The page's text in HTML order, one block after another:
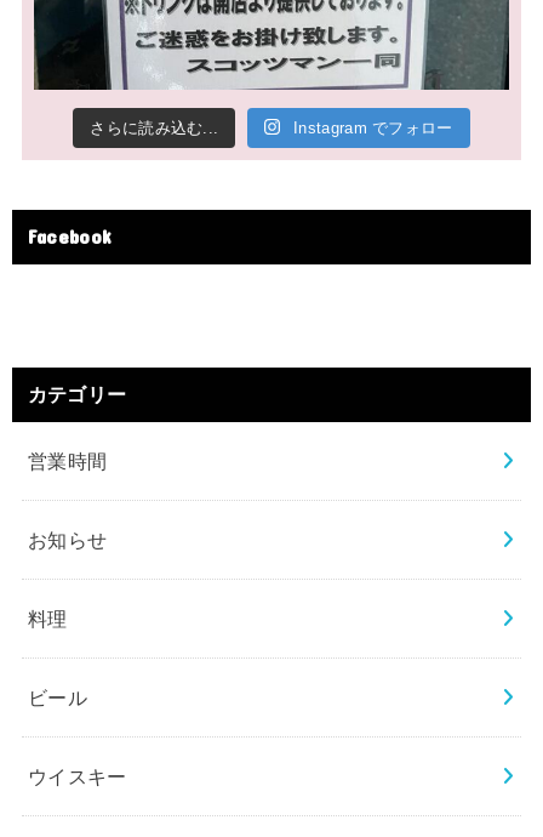
さらに読み込む... Instagram でフォロー
Facebook
カテゴリー
営業時間
お知らせ
料理
ビール
ウイスキー